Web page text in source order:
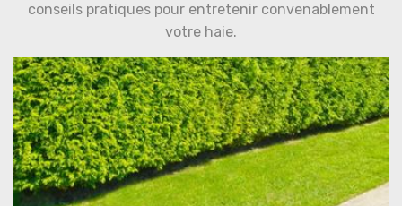
conseils pratiques pour entretenir convenablement
votre haie.